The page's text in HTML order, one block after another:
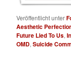
Veröffentlicht unter
Aesthetic
Future Lied To Us,
OMD,Suicide